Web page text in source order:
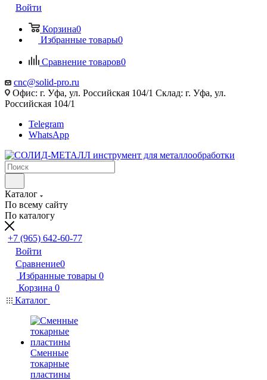
Войти
Корзина0
Избранные товары0
Сравнение товаров0
cnc@solid-pro.ru
Офис: г. Уфа, ул. Российская 104/1 Склад: г. Уфа, ул.
Российская 104/1
Telegram
WhatsApp
Каталог
По всему сайту
По каталогу
+7 (965) 642-60-77
Войти
Сравнение0
Избранные товары 0
Корзина 0
Каталог
Сменные
токарные
пластины